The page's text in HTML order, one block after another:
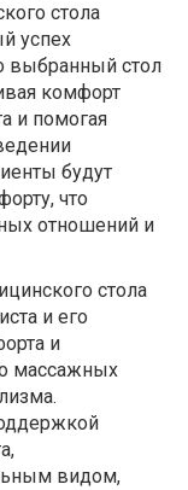
стола
успех
выбранный стол
комфорт
и помогая
будут
что
отношений и
стола
и его
и
массажных
видом,